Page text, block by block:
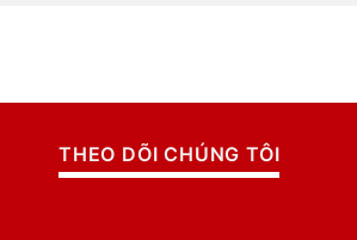
THEO DÕI CHÚNG TÔI